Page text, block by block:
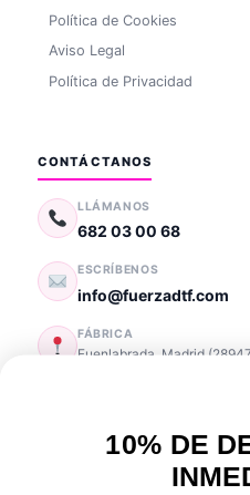
Política de Cookies
Aviso Legal
Política de Privacidad
CONTÁCTANOS
LLÁMANOS
682 03 00 68
ESCRÍBENOS
info@fuerzadtf.com
FÁBRICA
Fuenlabrada Madrid (
10% DE